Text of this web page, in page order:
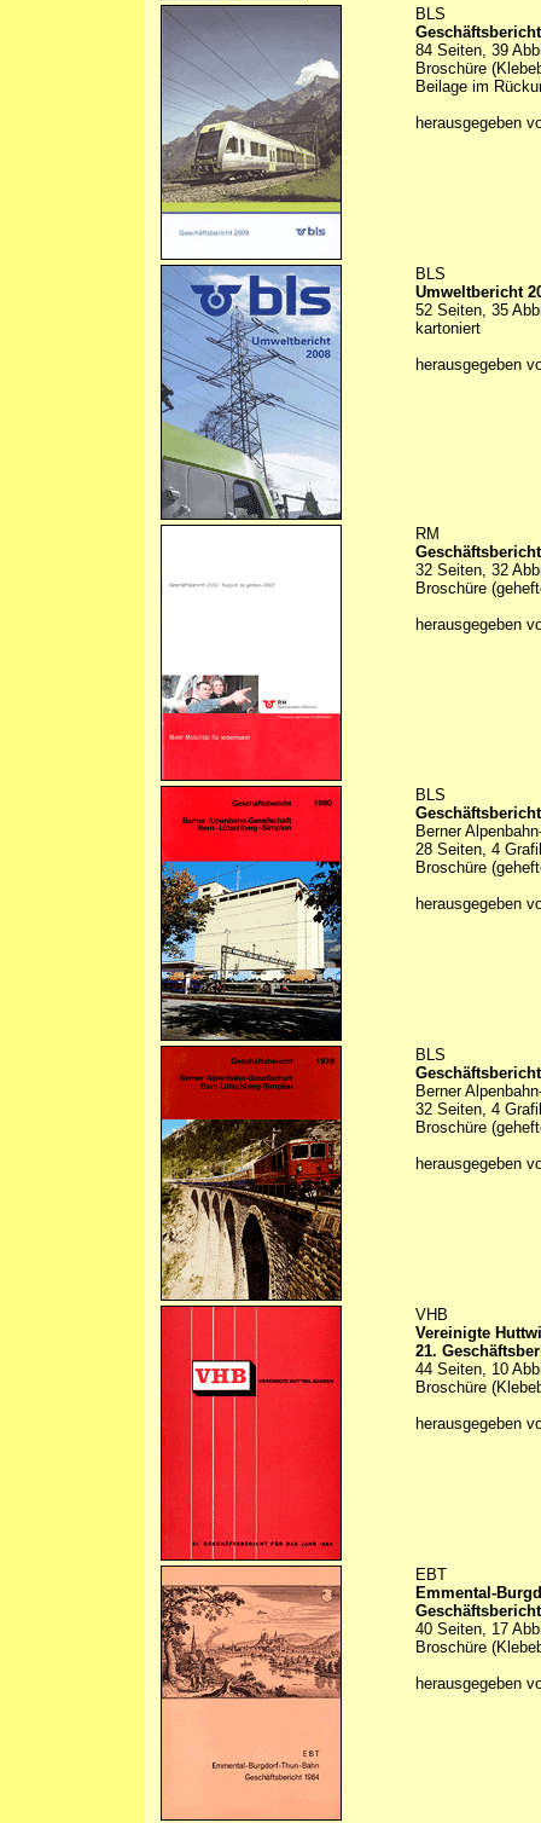
BLS
84 Seiten, 39
Broschüre
Beilage im
herausgegeben
BLS
Umweltbericht
52 Seiten, 35
kartoniert
herausgegeben
RM
32 Seiten, 32
Broschüre
herausgegeben
BLS
Berner
28 Seiten, 4
Broschüre
herausgegeben
BLS
Berner
32 Seiten, 4
Broschüre
herausgegeben
VHB
Vereinigte
21.
44 Seiten, 10
Broschüre
herausgegeben
EBT
Emmental-
40 Seiten, 17
Broschüre
herausgegeben